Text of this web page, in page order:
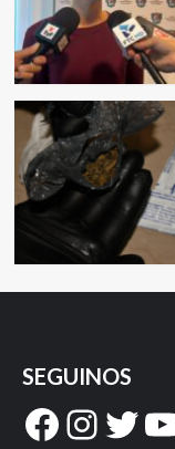
SEGUINOS